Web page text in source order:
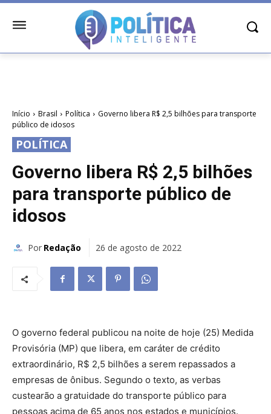
Início Brasil Política
Governo libera R$ 2,5 bilhões para transporte
público de idosos
POLÍTICA
Governo libera R$ 2,5 bilhões
para transporte público de
idosos
Por Redação 26 de agosto de 2022
O governo federal publicou na noite de hoje (25) Medida
Provisória (MP) que libera, em caráter de crédito
extraordinário, R$ 2,5 bilhões a serem repassados a
empresas de ônibus. Segundo o texto, as verbas
custearão a gratuidade do transporte público para
pessoas acima de 65 anos nos estados e municípios.